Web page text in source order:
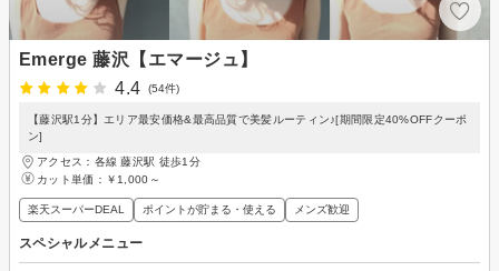
Emerge 藤沢【エマージュ】
4.4
(54件)
【藤沢駅1分】エリア最安価格&最高品質で美髪ルーティン♪[期間限定40%OFFクーポ
ン]
アクセス：各線 藤沢駅 徒歩1分
カット単価： ￥1,000～
楽天スーパーDEAL ポイントが貯まる・使える メンズ歓迎
スペシャルメニュー